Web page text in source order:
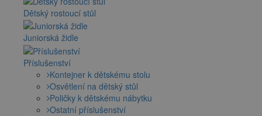
Dětský rostoucí stůl
Juniorská židle
Příslušenství
Kontejner k dětskému stolu
Osvětlení na dětský stůl
Poličky k dětskému nábytku
Ostatní příslušenství